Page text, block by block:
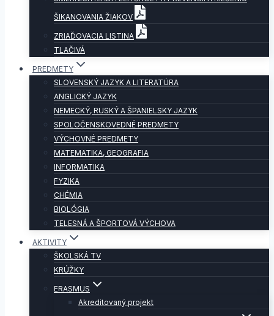
ŠIKANOVANIA ŽIAKOV
ZRIAĎOVACIA LISTINA
TLAČIVÁ
PREDMETY
SLOVENSKÝ JAZYK A LITERATÚRA
ANGLICKÝ JAZYK
NEMECKÝ, RUSKÝ A ŠPANIELSKY JAZYK
SPOLOČENSKOVEDNÉ PREDMETY
VÝCHOVNÉ PREDMETY
MATEMATIKA, GEOGRAFIA
INFORMATIKA
FYZIKA
CHÉMIA
BIOLÓGIA
TELESNÁ A ŠPORTOVÁ VÝCHOVA
AKTIVITY
ŠKOLSKÁ TV
KRÚŽKY
ERASMUS
Akreditovaný projekt